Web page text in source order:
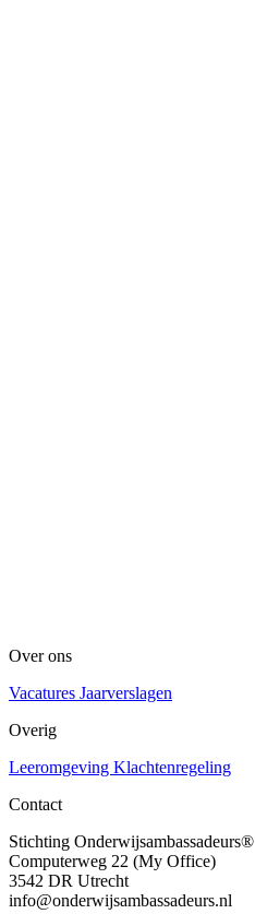
Over ons
Vacatures Jaarverslagen
Overig
Leeromgeving Klachtenregeling
Contact
Stichting Onderwijsambassadeurs®
Computerweg 22 (My Office)
3542 DR Utrecht
info@onderwijsambassadeurs.nl